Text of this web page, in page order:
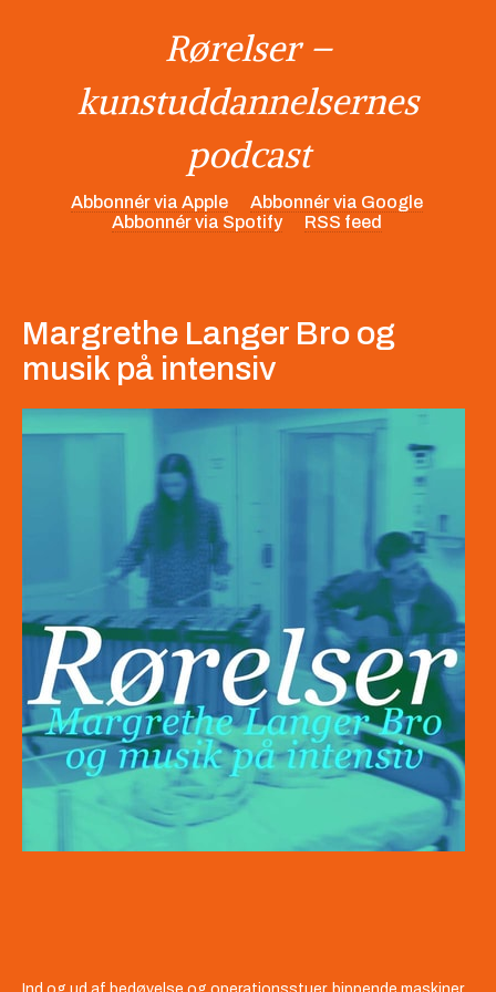
Rørelser –
kunstuddannelsernes
podcast
Abbonnér via Apple
Abbonnér via Google
Abbonnér via Spotify
RSS feed
Margrethe Langer Bro og
musik på intensiv